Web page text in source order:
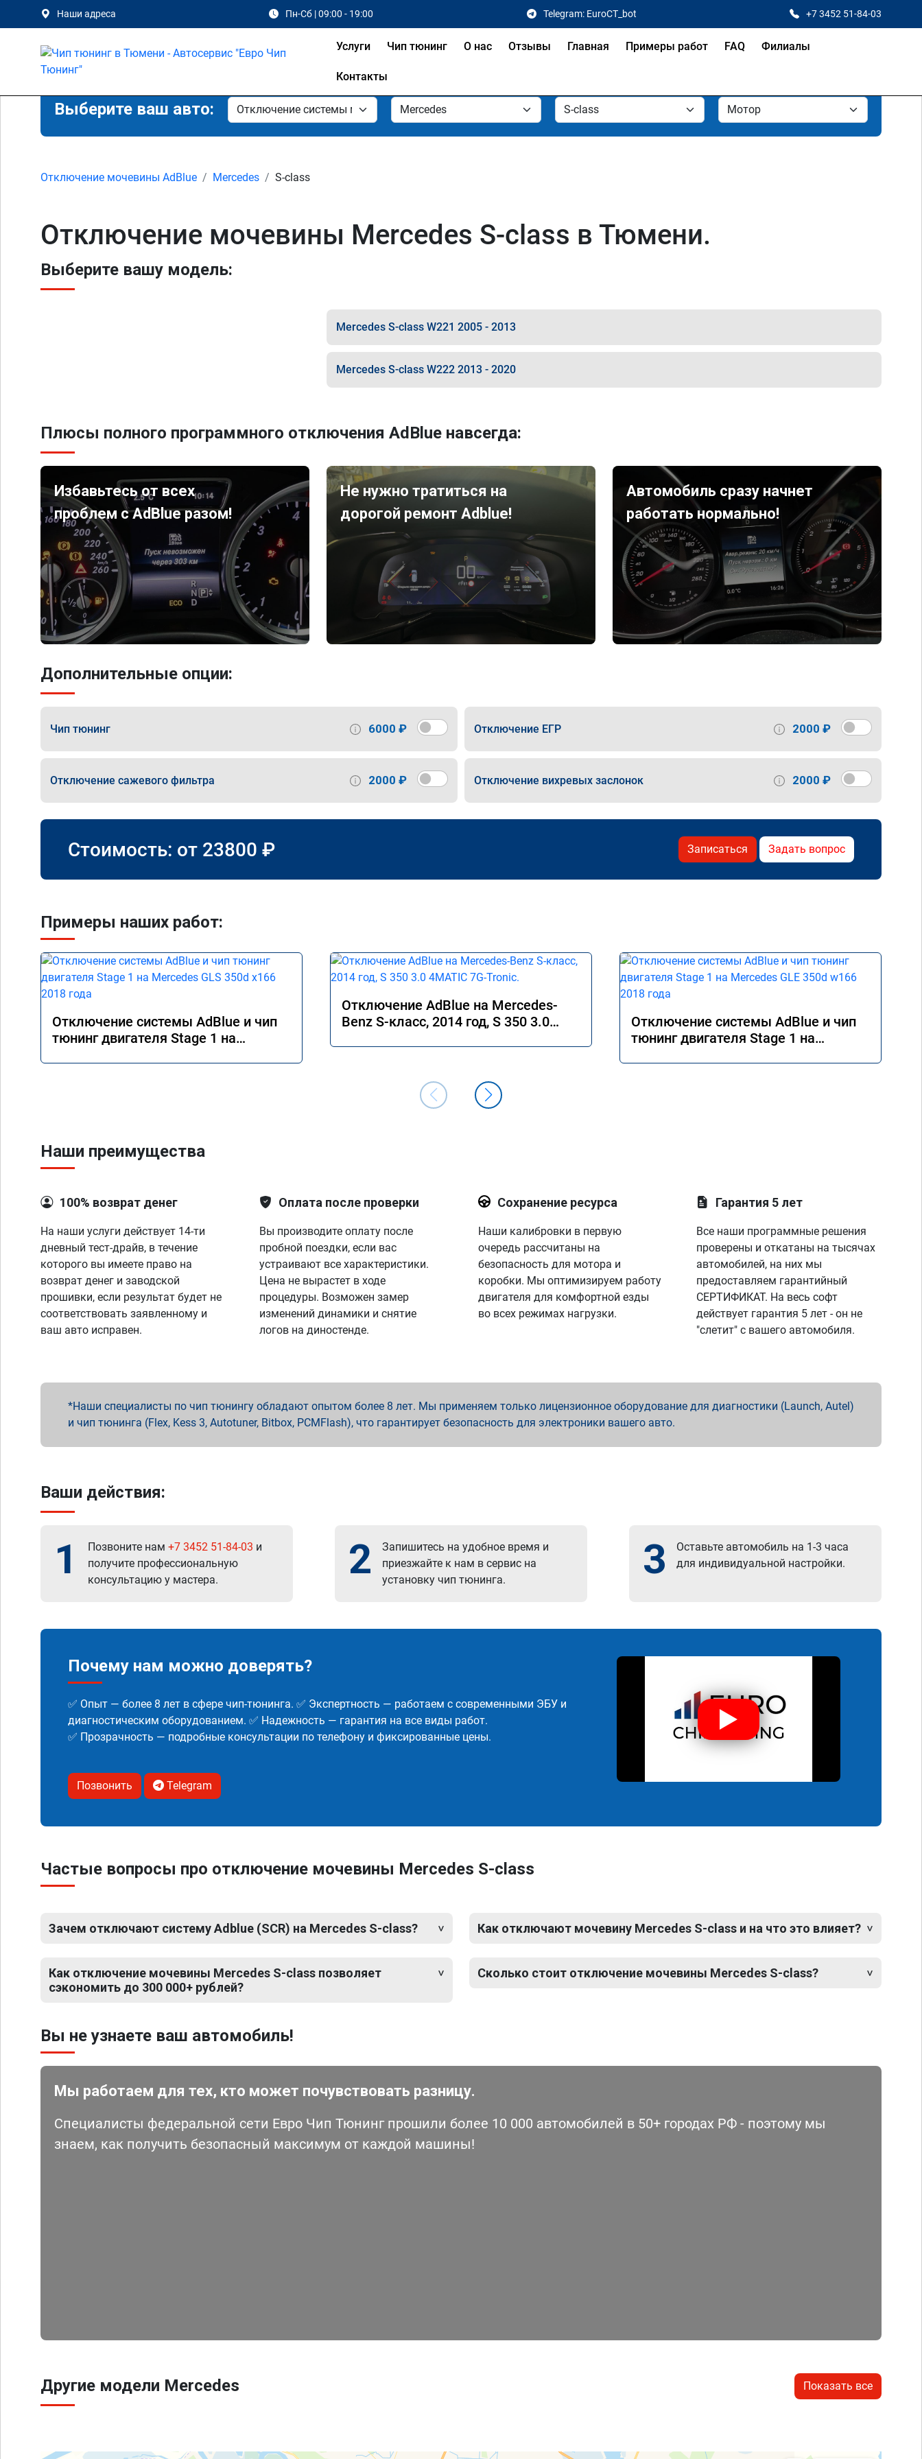
Наши адреса Пн-Сб | 09:00 - 19:00 Telegram: EuroCT_bot +7 3452 51-84-03
Услуги Чип тюнинг О нас Отзывы Главная Примеры работ FAQ Филиалы
Контакты
Выберите ваш авто:
Отключение мочевины AdBlue Mercedes S-class
Отключение мочевины Mercedes S-class в Тюмени.
Выберите вашу модель:
Mercedes S-class W221 2005 - 2013
Mercedes S-class W222 2013 - 2020
Плюсы полного программного отключения AdBlue навсегда:
Избавьтесь от всех
проблем с AdBlue разом!
Не нужно тратиться на
дорогой ремонт Adblue!
Автомобиль сразу начнет
работать нормально!
Дополнительные опции:
Чип тюнинг 6000 ₽ Отключение ЕГР 2000 ₽
Отключение сажевого фильтра 2000 ₽ Отключение вихревых заслонок 2000 ₽
Стоимость: от 23800 ₽ Записаться Задать вопрос
Примеры наших работ:
Отключение системы AdBlue и чип
тюнинг двигателя Stage 1 на
Отключение AdBlue на Mercedes-
Benz S-класс, 2014 год, S 350 3.0
Отключение системы AdBlue и чип
тюнинг двигателя Stage 1 на
Наши преимущества
100% возврат денег
На наши услуги действует 14-ти
дневный тест-драйв, в течение
которого вы имеете право на
возврат денег и заводской
прошивки, если результат будет не
соответствовать заявленному и
ваш авто исправен.
Оплата после проверки
Вы производите оплату после
пробной поездки, если вас
устраивают все характеристики.
Цена не вырастет в ходе
процедуры. Возможен замер
изменений динамики и снятие
логов на диностенде.
Сохранение ресурса
Наши калибровки в первую
очередь рассчитаны на
безопасность для мотора и
коробки. Мы оптимизируем работу
двигателя для комфортной езды
во всех режимах нагрузки.
Гарантия 5 лет
Все наши программные решения
проверены и откатаны на тысячах
автомобилей, на них мы
предоставляем гарантийный
СЕРТИФИКАТ. На весь софт
действует гарантия 5 лет - он не
"слетит" с вашего автомобиля.
Наши специалисты по чип тюнингу обладают опытом более 8 лет. Мы применяем только лицензионное оборудование для диагностики (Launch, Autel)
и чип тюнинга (Flex, Kess 3, Autotuner, Bitbox, PCMFlash), что гарантирует безопасность для электроники вашего авто.
Ваши действия:
1 Позвоните нам +7 3452 51-84-03 и
получите профессиональную
консультацию у мастера.
2
Запишитесь на удобное время и
приезжайте к нам в сервис на
установку чип тюнинга.
3
Оставьте автомобиль на 1-3 часа
для индивидуальной настройки.
Почему нам можно доверять?
✅ Опыт — более 8 лет в сфере чип-тюнинга. ✅ Экспертность — работаем с современными ЭБУ и
диагностическим оборудованием. ✅ Надежность — гарантия на все виды работ.
✅ Прозрачность — подробные консультации по телефону и фиксированные цены.
Позвонить Telegram
Частые вопросы про отключение мочевины Mercedes S-class
Зачем отключают систему Adblue (SCR) на Mercedes S-class?
Как отключение мочевины Mercedes S-class позволяет
сэкономить до 300 000+ рублей?
Как отключают мочевину Mercedes S-class и на что это влияет?
Сколько стоит отключение мочевины Mercedes S-class?
Вы не узнаете ваш автомобиль!
Мы работаем для тех, кто может почувствовать разницу.
Специалисты федеральной сети Евро Чип Тюнинг прошили более 10 000 автомобилей в 50+ городах РФ - поэтому мы
знаем, как получить безопасный максимум от каждой машины!
Другие модели Mercedes Показать все